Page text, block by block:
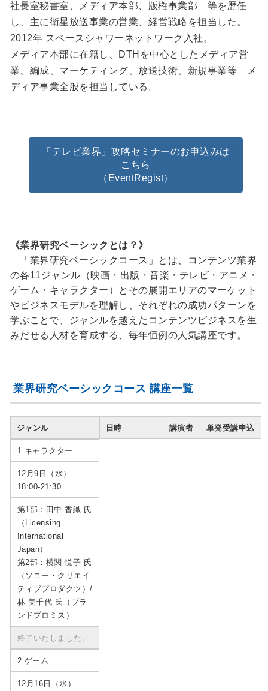
社長室秘書室、メディア本部、版権事業部 等を歴任
し、主に衛星放送事業の営業、経営戦略を担当した。
2012年 スペースシャワーネットワーク入社。
メディア本部に在籍し、DTHを中心としたメディア営
業、編成、マーケティング、放送技術、新規事業等 メ
ディア事業全般を担当している。
「テレビ業界」攻略セミナーのお申込みは
こちら
（EventRegist）
《業界研究ベーシックとは？》
「業界研究ベーシックコース」とは、コンテンツ業界
の各11ジャンル（映画・出版・音楽・テレビ・アニメ・
ゲーム・キャラクター）とその展開エリアのマーケット
やビジネスモデルを理解し、それぞれの成功パターンを
学ぶことで、ジャンルを越えたコンテンツビジネスを生
みだせる人材を育成する、毎年恒例の人気講座です。
業界研究ベーシックコース 講座一覧
ジャンル 日時 講演者 単発受講申込
1.キャラクター
12月9日（水）
18:00-21:30
第1部：田中 香織 氏
（Licensing
International
Japan）
第2部：横関 悦子 氏
（ソニー・クリエイ
ティブプロダクツ）/
林 美千代 氏（ブラ
ンドプロミス）
終了いたしました。
2.ゲーム
12月16日（水）